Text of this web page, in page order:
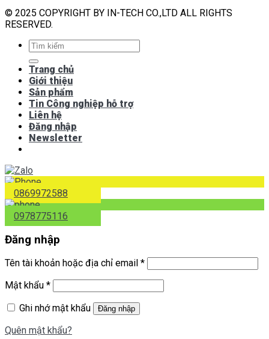
© 2025 COPYRIGHT BY IN-TECH CO.,LTD ALL RIGHTS
RESERVED.
Tìm
kiếm:
Trang chủ
Giới thiệu
Sản phẩm
Tin Công nghiệp hỗ trợ
Liên hệ
Đăng nhập
Newsletter
0869972588
0978775116
Đăng nhập
Tên tài khoản hoặc địa chỉ email *
Mật khẩu *
Ghi nhớ mật khẩu
Đăng nhập
Quên mật khẩu?